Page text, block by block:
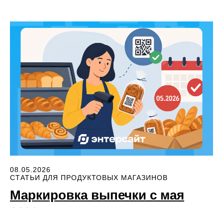
08.05.2026
СТАТЬИ ДЛЯ ПРОДУКТОВЫХ МАГАЗИНОВ
Маркировка выпечки с мая